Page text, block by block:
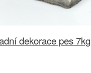
dekorace pes 7kg